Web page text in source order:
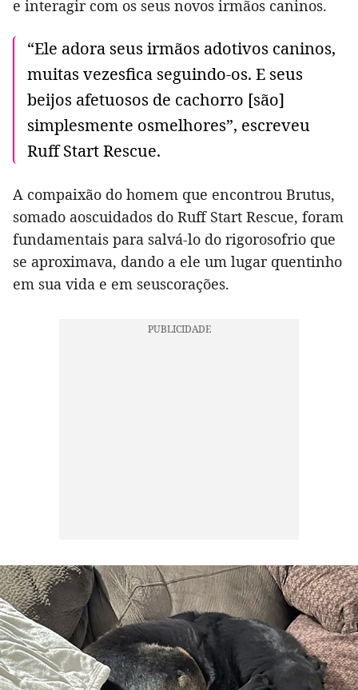
e interagir com os seus novos irmãos caninos.
“Ele adora seus irmãos adotivos caninos,
muitas vezesfica seguindo-os. E seus
beijos afetuosos de cachorro [são]
simplesmente osmelhores”, escreveu
Ruff Start Rescue.
A compaixão do homem que encontrou Brutus,
somado aoscuidados do Ruff Start Rescue, foram
fundamentais para salvá-lo do rigorosofrio que
se aproximava, dando a ele um lugar quentinho
em sua vida e em seuscorações.